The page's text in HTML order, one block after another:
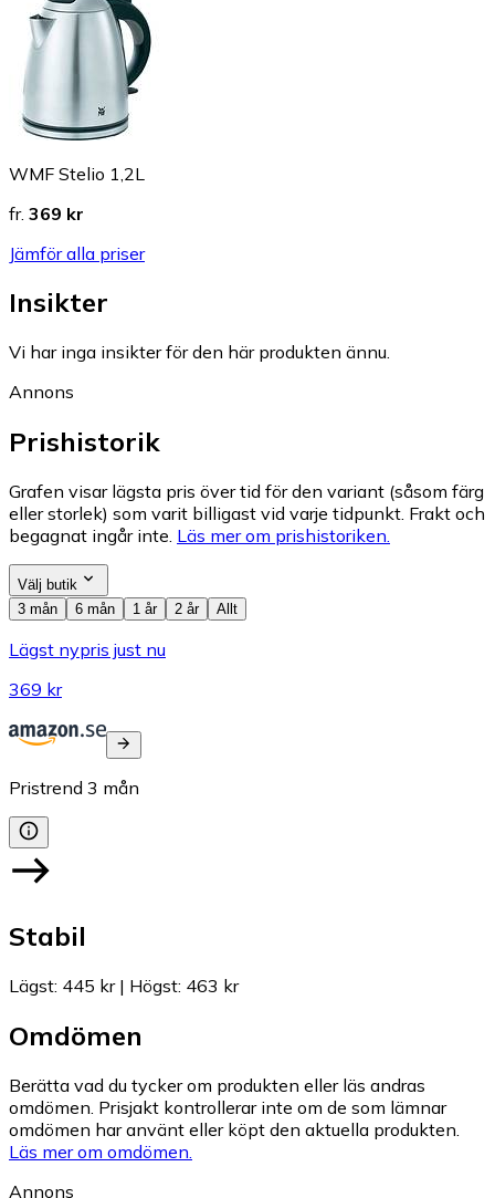
WMF Stelio 1,2L
fr. 369 kr
Jämför alla priser
Insikter
Vi har inga insikter för den här produkten ännu.
Annons
Prishistorik
Grafen visar lägsta pris över tid för den variant (såsom färg
eller storlek) som varit billigast vid varje tidpunkt. Frakt och
begagnat ingår inte. Läs mer om prishistoriken.
Välj butik
3 mån
6 mån 1 år 2 år Allt
Lägst nypris just nu
369 kr
Pristrend 3 mån
Stabil
Lägst: 445 kr| Högst: 463 kr
Omdömen
Berätta vad du tycker om produkten eller läs andras
omdömen. Prisjakt kontrollerar inte om de som lämnar
omdömen har använt eller köpt den aktuella produkten.
Läs mer om omdömen.
Annons